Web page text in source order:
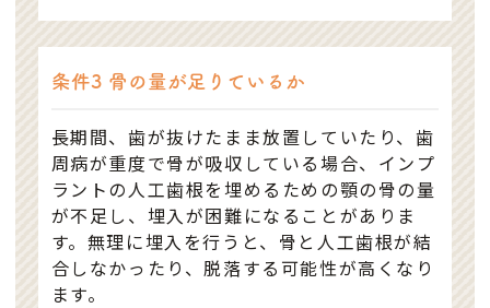
条件3 骨の量が足りているか
長期間、歯が抜けたまま放置していたり、歯
周病が重度で骨が吸収している場合、インプ
ラントの人工歯根を埋めるための顎の骨の量
が不足し、埋入が困難になることがありま
す。無理に埋入を行うと、骨と人工歯根が結
合しなかったり、脱落する可能性が高くなり
ます。